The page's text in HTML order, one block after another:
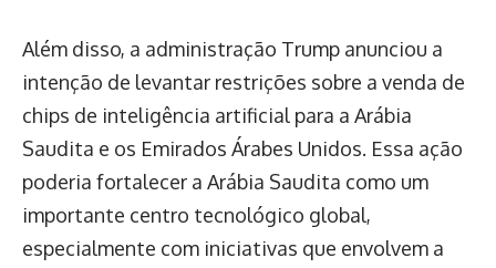
Além disso, a administração Trump anunciou a
intenção de levantar restrições sobre a venda de
chips de inteligência artificial para a Arábia
Saudita e os Emirados Árabes Unidos. Essa ação
poderia fortalecer a Arábia Saudita como um
importante centro tecnológico global,
especialmente com iniciativas que envolvem a